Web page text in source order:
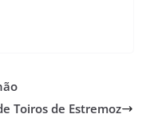
Toiros de Estremoz